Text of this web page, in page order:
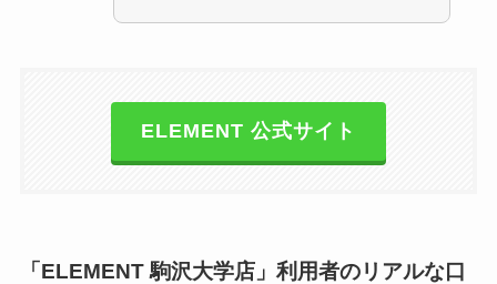
ELEMENT 公式サイト
「ELEMENT 駒沢大学店」利用者のリアルな口